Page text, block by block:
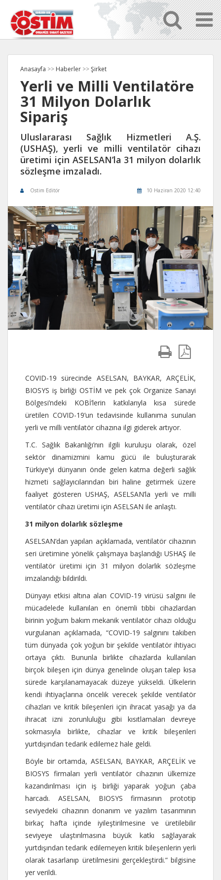
Anasayfa >> Haberler >>Şirket
Yerli ve Milli Ventilatöre
31 Milyon Dolarlık
Sipariş
Uluslararası Sağlık Hizmetleri A.Ş.
(USHAŞ), yerli ve milli ventilatör cihazı
üretimi için ASELSAN’la 31 milyon dolarlık
sözleşme imzaladı.
Ostim Editör 10 Haziran 2020 12:40
COVID-19 sürecinde ASELSAN, BAYKAR, ARÇELİK,
BIOSYS iş birliği OSTİM ve pek çok Organize Sanayi
Bölgesi’ndeki KOBİ’lerin katkılarıyla kısa sürede
üretilen COVID-19’un tedavisinde kullanıma sunulan
yerli ve milli ventilatör cihazına ilgi giderek artıyor.
T.C. Sağlık Bakanlığı’nın ilgili kuruluşu olarak, özel
sektör dinamizmini kamu gücü ile buluşturarak
Türkiye’yi dünyanın önde gelen katma değerli sağlık
hizmeti sağlayıcılarından biri haline getirmek üzere
faaliyet gösteren USHAŞ, ASELSAN’la yerli ve milli
ventilatör cihazı üretimi için ASELSAN ile anlaştı.
31 milyon dolarlık sözleşme
ASELSAN’dan yapılan açıklamada, ventilatör cihazının
seri üretimine yönelik çalışmaya başlandığı USHAŞ ile
ventilatör üretimi için 31 milyon dolarlık sözleşme
imzalandığı bildirildi.
Dünyayı etkisi altına alan COVID-19 virüsü salgını ile
mücadelede kullanılan en önemli tıbbi cihazlardan
birinin yoğum bakım mekanik ventilatör cihazı olduğu
vurgulanan açıklamada, “COVID-19 salgınını takiben
tüm dünyada çok yoğun bir şekilde ventilatör ihtiyacı
ortaya çıktı. Bununla birlikte cihazlarda kullanılan
birçok bileşen için dünya genelinde oluşan talep kısa
sürede karşılanamayacak düzeye yükseldi. Ülkelerin
kendi ihtiyaçlarına öncelik verecek şekilde ventilatör
cihazları ve kritik bileşenleri için ihracat yasağı ya da
ihracat izni zorunluluğu gibi kısıtlamaları devreye
sokmasıyla birlikte, cihazlar ve kritik bileşenleri
yurtdışından tedarik edilemez hale geldi.
Böyle bir ortamda, ASELSAN, BAYKAR, ARÇELİK ve
BIOSYS firmaları yerli ventilatör cihazının ülkemize
kazandırılması için iş birliği yaparak yoğun çaba
harcadı. ASELSAN, BIOSYS firmasının prototip
seviyedeki cihazının donanım ve yazılım tasarımının
birkaç hafta içinde iyileştirilmesine ve üretilebilir
seviyeye ulaştırılmasına büyük katkı sağlayarak
yurtdışından tedarik edilemeyen kritik bileşenlerin yerli
olarak tasarlanıp üretilmesini gerçekleştirdi.” bilgisine
yer verildi.